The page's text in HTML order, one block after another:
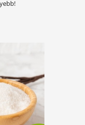
Minden, ami az